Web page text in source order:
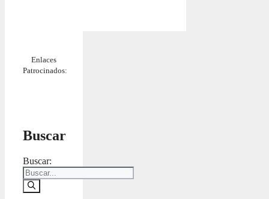
Enlaces
Patrocinados:
Buscar
Buscar: